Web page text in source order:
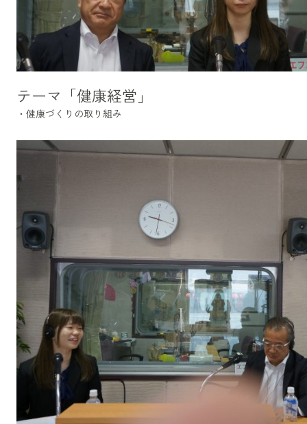
テーマ「健康経営」
・健康づくりの取り組み